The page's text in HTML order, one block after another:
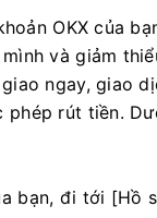
OKX của
và giảm
ngay, giao
rút tiền.
bạn, đi tới [Hồ